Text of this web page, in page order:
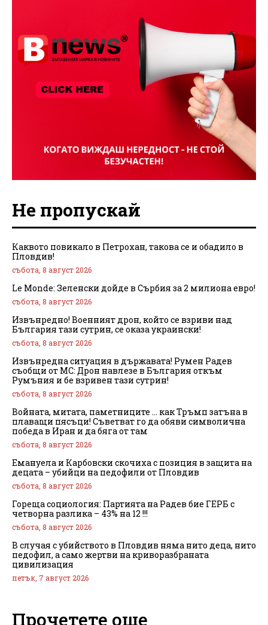
Не пропускай
Каквото повикало в Петрохан, такова се и обадило в
Пловдив!
събота, 8 август 2026
Le Monde: Зеленски дойде в Сърбия за 2 милиона евро!
събота, 8 август 2026
Извънредно! Военният дрон, който се взриви над
България тази сутрин, се оказа украински!
събота, 8 август 2026
Извънредна ситуация в държавата! Румен Радев
съобщи от МС: Дрон навлезе в България откъм
Румъния и бе взривен тази сутрин!
събота, 8 август 2026
Войната, митата, паметниците … как Тръмп затъна в
плаващи пясъци! Съветват го да обяви символична
победа в Иран и да бяга от там
събота, 8 август 2026
Емануела и Карбовски скочиха с позиция в защита на
децата – убийци на педофили от Пловдив
събота, 8 август 2026
Гореща социология: Партията на Радев бие ГЕРБ с
четворна разлика – 43% на 12 !!!
събота, 8 август 2026
В случая с убийството в Пловдив няма нито деца, нито
педофил, а само жертви на криворазбраната
цивилизация
петък, 7 август 2026
Прочетете още